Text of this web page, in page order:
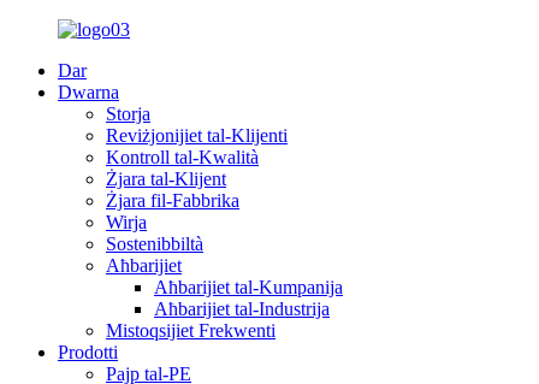
Dar
Dwarna
Storja
Reviżjonijiet tal-Klijenti
Kontroll tal-Kwalità
Żjara tal-Klijent
Żjara fil-Fabbrika
Wirja
Sostenibbiltà
Aħbarijiet
Aħbarijiet tal-Kumpanija
Aħbarijiet tal-Industrija
Mistoqsijiet Frekwenti
Prodotti
Pajp tal-PE